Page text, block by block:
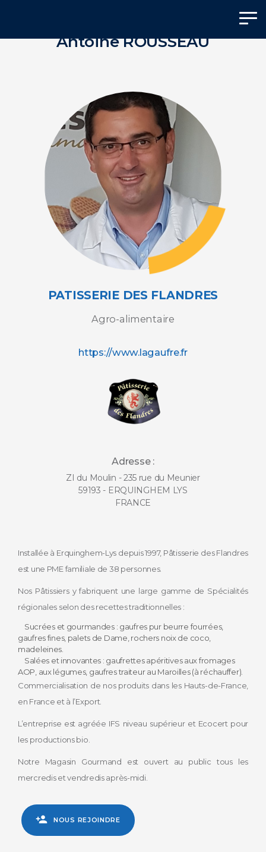
Antoine ROUSSEAU
PATISSERIE DES FLANDRES
Agro-alimentaire
https://www.lagaufre.fr
Adresse :
ZI du Moulin - 235 rue du Meunier
59193 - ERQUINGHEM LYS
FRANCE
Installée à Erquinghem-Lys depuis 1997, Pâtisserie des Flandres
est une PME familiale de 38 personnes.
Nos Pâtissiers y fabriquent une large gamme de Spécialités
régionales selon des recettes traditionnelles :
Sucrées et gourmandes : gaufres pur beurre fourrées,
gaufres fines, palets de Dame, rochers noix de coco,
madeleines.
Salées et innovantes : gaufrettes apéritives aux fromages
AOP, aux légumes, gaufres traiteur au Maroilles (à réchauffer).
Commercialisation de nos produits dans les Hauts-de-France,
en France et à l’Export.
L’entreprise est agréée IFS niveau supérieur et Ecocert pour
les productions bio.
Notre Magasin Gourmand est ouvert au public tous les
mercredis et vendredis après-midi.
NOUS REJOINDRE